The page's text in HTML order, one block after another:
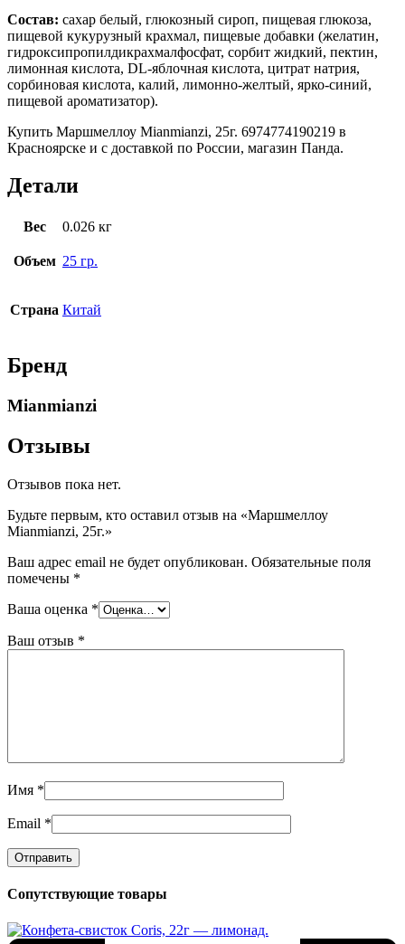
Состав: сахар белый, глюкозный сироп, пищевая глюкоза,
пищевой кукурузный крахмал, пищевые добавки (желатин,
гидроксипропилдикрахмалфосфат, сорбит жидкий, пектин,
лимонная кислота, DL-яблочная кислота, цитрат натрия,
сорбиновая кислота, калий, лимонно-желтый, ярко-синий,
пищевой ароматизатор).
Купить Маршмеллоу Mianmianzi, 25г. 6974774190219 в
Красноярске и с доставкой по России, магазин Панда.
Детали
Вес 0.026 кг
Объем 25 гр.
Страна Китай
Бренд
Mianmianzi
Отзывы
Отзывов пока нет.
Будьте первым, кто оставил отзыв на «Маршмеллоу
Mianmianzi, 25г.»
Ваш адрес email не будет опубликован. Обязательные поля
помечены *
Ваша оценка *
Ваш отзыв *
Имя *
Email *
Сопутствующие товары